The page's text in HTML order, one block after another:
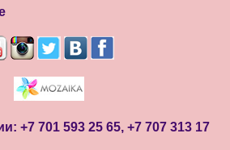
+7 701 593 25 65, +7 707 313 17